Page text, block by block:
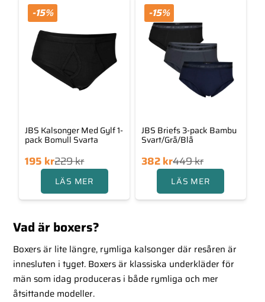
JBS Kalsonger Med Gylf 1-
pack Bomull Svarta
-15%
229kr
Det
kr.
195 kr
Det
kr.
LÄS MER
JBS Briefs 3-pack Bambu
Svart/Grå/Blå
-15%
449kr
Det
ursprungliga
382kr
Det
nuvarande
LÄS MER
Vad är boxers?
Boxers är lite längre, rymliga kalsonger där resåren är
innesluten i tyget. Boxers är klassiska underkläder för
män som idag produceras i både rymliga och mer
åtsittande modeller.